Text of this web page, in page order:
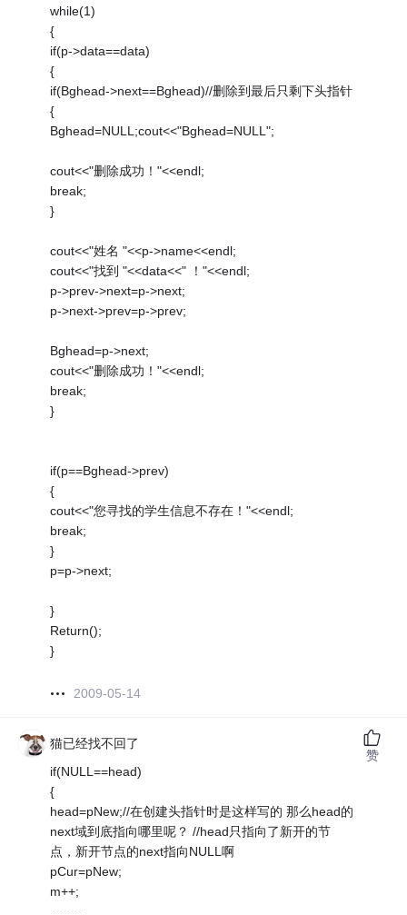
while(1)
{
if(p->data==data)
{
if(Bghead->next==Bghead)//删除到最后只剩下头指针
{
Bghead=NULL;cout<<"Bghead=NULL";
cout<<"删除成功！"<<endl;
break;
}
cout<<"姓名 "<<p->name<<endl;
cout<<"找到 "<<data<<" ！"<<endl;
p->prev->next=p->next;
p->next->prev=p->prev;
Bghead=p->next;
cout<<"删除成功！"<<endl;
break;
}
if(p==Bghead->prev)
{
cout<<"您寻找的学生信息不存在！"<<endl;
break;
}
p=p->next;
}
Return();
}
2009-05-14
猫已经找不回了
if(NULL==head)
{
head=pNew;//在创建头指针时是这样写的 那么head的
next域到底指向哪里呢？ //head只指向了新开的节
点，新开节点的next指向NULL啊
pCur=pNew;
m++;
.........
赞